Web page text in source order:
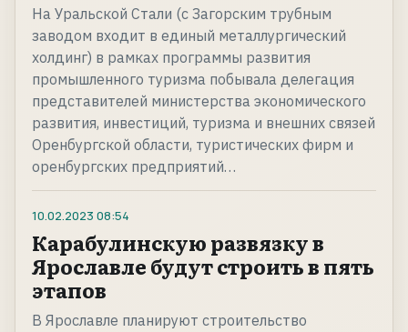
На Уральской Стали (с Загорским трубным
заводом входит в единый металлургический
холдинг) в рамках программы развития
промышленного туризма побывала делегация
представителей министерства экономического
развития, инвестиций, туризма и внешних связей
Оренбургской области, туристических фирм и
оренбургских предприятий…
10.02.2023 08:54
Карабулинскую развязку в
Ярославле будут строить в пять
этапов
В Ярославле планируют строительство